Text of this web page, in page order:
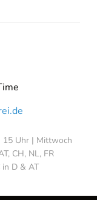
15 Uhr | Mittwoch
CH, NL, FR
D & AT